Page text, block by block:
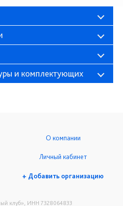
и комплектующих
клуб», ИНН 7328064833
О компании
Личный кабинет
+ Добавить организацию